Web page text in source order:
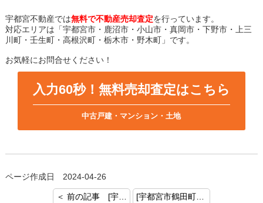
宇都宮不動産では無料で不動産売却査定を行っています。
対応エリアは「宇都宮市・鹿沼市・小山市・真岡市・下野市・上三
川町・壬生町・高根沢町・栃木市・野木町」です。
お気軽にお問合せください！
入力60秒！無料売却査定はこちら
中古戸建・マンション・土地
ページ作成日 2024-04-26
＜ 前の記事 [宇都宮市峰 土地建物 ご成約おめでとうございます] [宇都宮市鶴田町 土地 売却査定のご依頼を頂きました] 次の記事 ＞